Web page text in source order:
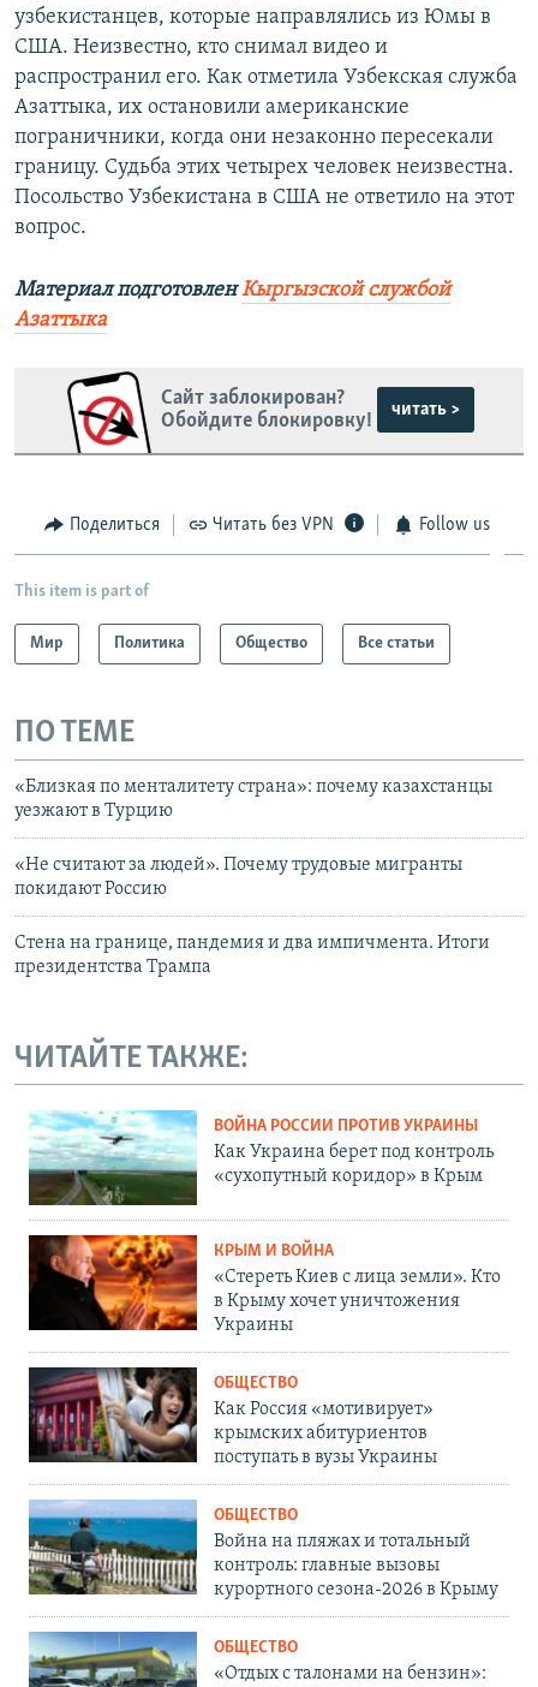
узбекистанцев, которые направлялись из Юмы в
США. Неизвестно, кто снимал видео и
распространил его. Как отметила Узбекская служба
Азаттыка, их остановили американские
пограничники, когда они незаконно пересекали
границу. Судьба этих четырех человек неизвестна.
Посольство Узбекистана в США не ответило на этот
вопрос.
Материал подготовленКыргызской службой
Азаттыка
Сайт заблокирован?
Обойдите блокировку!
читать >
Поделиться Читать без VPN Follow us
This item is part of
Мир Политика Общество Все статьи
ПО ТЕМЕ
«Близкая по менталитету страна»: почему казахстанцы
уезжают в Турцию
«Не считают за людей». Почему трудовые мигранты
покидают Россию
Стена на границе, пандемия и два импичмента. Итоги
президентства Трампа
ЧИТАЙТЕ ТАКЖЕ:
ВОЙНА РОССИИ ПРОТИВ УКРАИНЫ
Как Украина берет под контроль
«сухопутный коридор» в Крым
КРЫМ И ВОЙНА
«Стереть Киев с лица земли». Кто
в Крыму хочет уничтожения
Украины
ОБЩЕСТВО
Как Россия «мотивирует»
крымских абитуриентов
поступать в вузы Украины
ОБЩЕСТВО
Война на пляжах и тотальный
контроль: главные вызовы
курортного сезона-2026 в Крыму
ОБЩЕСТВО
«Отдых с талонами на бензин»: